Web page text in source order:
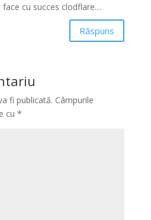
face cu succes clodflare…
Răspuns
fi publicată. Câmpurile
cu *